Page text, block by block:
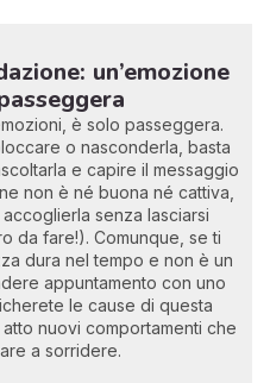
un’emozione
è solo passeggera.
o nasconderla, basta
e capire il messaggio
non è né buona né cattiva,
senza lasciarsi
da fare!). Comunque, se ti
dura nel tempo e non è un
appuntamento con uno
le cause di questa
nuovi comportamenti che
a sorridere.